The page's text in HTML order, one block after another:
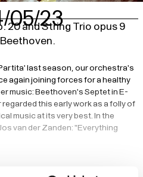
05/23
20 and String Trio opus 9
Beethoven.
last season, our orchestra's
again joining forces for a healthy
music: Beethoven's Septet in E-
this early work as a folly of
music at its very best. In the
van der Zanden: "Everything